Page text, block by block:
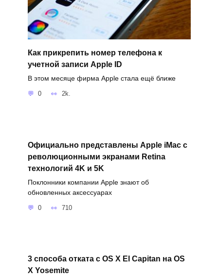
Как прикрепить номер телефона к
учетной записи Apple ID
В этом месяце фирма Apple стала ещё ближе
0 2k.
Официально представлены Apple iMac с
революционными экранами Retina
технологий 4K и 5K
Поклонники компании Apple знают об
обновленных аксессуарах
0 710
3 способа отката с OS X El Capitan на OS
X Yosemite